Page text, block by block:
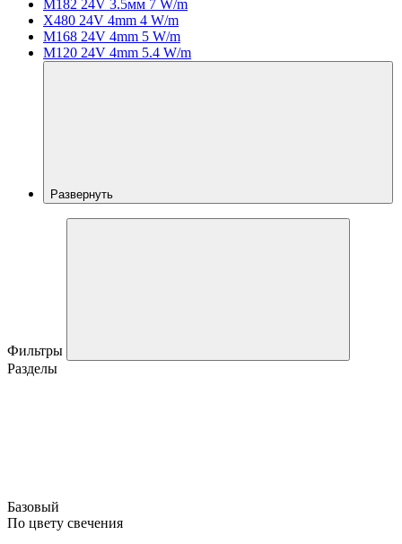
M182 24V 3.5мм 7 W/m
X480 24V 4mm 4 W/m
M168 24V 4mm 5 W/m
M120 24V 4mm 5.4 W/m
Развернуть
Фильтры
Разделы
Базовый
По цвету свечения